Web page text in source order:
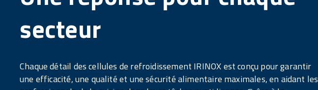
secteur
Chaque détail des cellules de refroidissement IRINOX est conçu pour garantir
une efficacité, une qualité et une sécurité alimentaire maximales, en aidant les